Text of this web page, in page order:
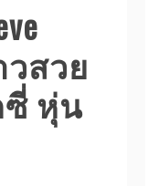
วสวย
ซี่ หุ่น